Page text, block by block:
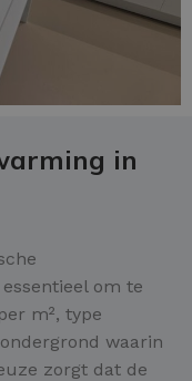
in
om te
m², type
waarin
zorgt dat de